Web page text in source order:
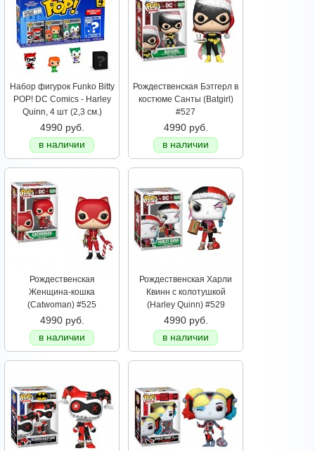
Набор фигурок Funko Bitty
POP! DC Comics - Harley
Quinn, 4 шт (2,3 см.)
4990 руб.
в наличии
Рождественская Бэтгерл в
костюме Санты (Batgirl)
#527
4990 руб.
в наличии
Рождественская
Женщина-кошка
(Catwoman) #525
4990 руб.
в наличии
Рождественская Харли
Квинн с колотушкой
(Harley Quinn) #529
4990 руб.
в наличии